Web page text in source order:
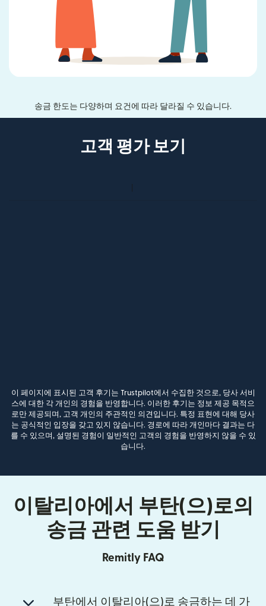
송금 한도는 다양하며 요건에 따라 달라질 수 있습니다.
고객 평가 보기
이 페이지에 표시된 고객 후기는 Trustpilot에서 수집한 것으로, 당사 서비
스에 대한 각 개인의 경험을 반영합니다. 이러한 후기는 정보 제공 목적으
로만 제공되며, 고객 개인의 주관적인 의견입니다. 특정 표현에 대해 당사
는 공식적인 입장을 갖고 있지 않습니다. 경로에 따라 개인마다 결과는 다
를 수 있으며, 설명된 경험이 일반적인 고객의 경험을 반영하지 않을 수 있
습니다.
이탈리아에서 부탄(으)로의
송금 관련 도움 받기
Remitly FAQ
부탄에서 이탈리아(으)로 송금하는 데 가